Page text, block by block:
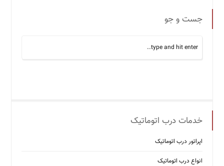
جست و جو
خدمات درب اتوماتیک
اپراتور درب اتوماتیک
انواع درب اتوماتیک